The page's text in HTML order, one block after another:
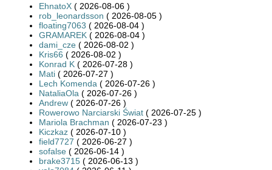
EhnatoX ( 2026-08-06 )
rob_leonardsson ( 2026-08-05 )
floating7063 ( 2026-08-04 )
GRAMAREK ( 2026-08-04 )
dami_cze ( 2026-08-02 )
Kris66 ( 2026-08-02 )
Konrad K ( 2026-07-28 )
Mati ( 2026-07-27 )
Lech Komenda ( 2026-07-26 )
NataliaOla ( 2026-07-26 )
Andrew ( 2026-07-26 )
Rowerowo Narciarski Świat ( 2026-07-25 )
Mariola Brachman ( 2026-07-23 )
Kiczkaz ( 2026-07-10 )
field7727 ( 2026-06-27 )
sofalse ( 2026-06-14 )
brake3715 ( 2026-06-13 )